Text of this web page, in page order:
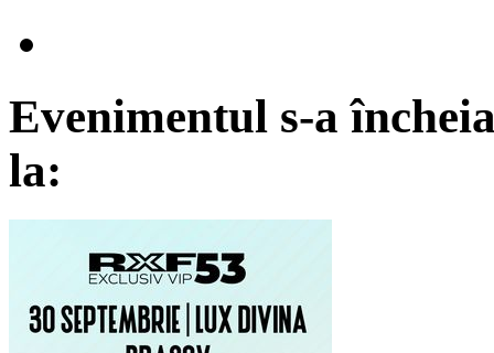
Evenimentul s-a
la: